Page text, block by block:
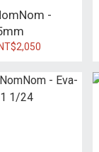
-